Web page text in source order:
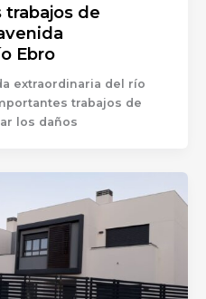
trabajos de
Ebro
extraordinaria del río
trabajos de
los daños